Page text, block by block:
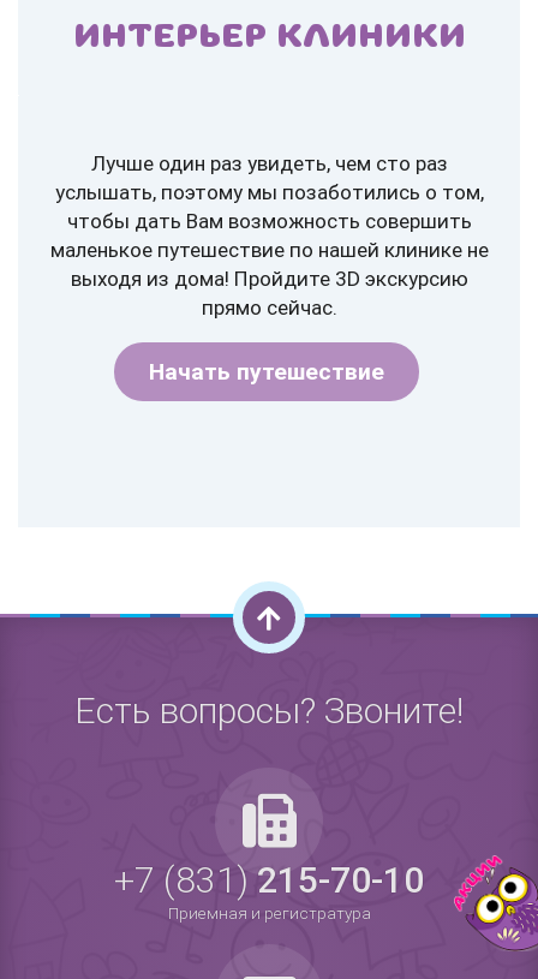
ИНТЕРЬЕР КЛИНИКИ
Лучше один раз увидеть, чем сто раз
услышать, поэтому мы позаботились о том,
чтобы дать Вам возможность совершить
маленькое путешествие по нашей клинике не
выходя из дома! Пройдите 3D экскурсию
прямо сейчас.
Начать путешествие
Есть вопросы? Звоните!
+7 (831)215-70-10
Приемная и регистратура